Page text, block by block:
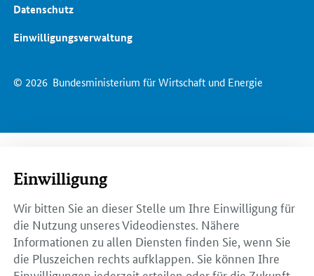
© 2026 Bundesministerium für Wirtschaft und Energie
Datenschutz
Einwilligungsverwaltung
Einwilligung
Wir bitten Sie an dieser Stelle um Ihre Einwilligung für
die Nutzung unseres Videodienstes. Nähere
Informationen zu allen Diensten finden Sie, wenn Sie
die Pluszeichen rechts aufklappen. Sie können Ihre